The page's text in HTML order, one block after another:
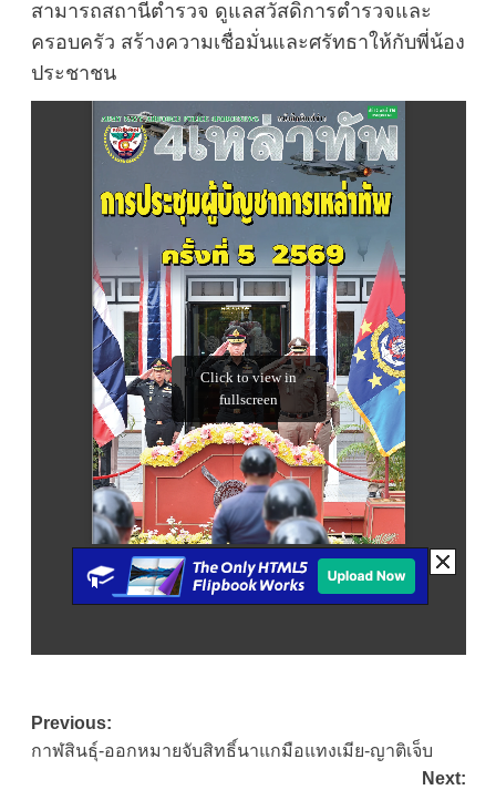
สามารถสถานีตำรวจ ดูแลสวัสดิการตำรวจและ
ครอบครัว สร้างความเชื่อมั่นและศรัทธาให้กับพี่น้อง
ประชาชน
Post
navigation
Previous:
กาฬสินธุ์-ออกหมายจับสิทธิ์นาแกมือแทงเมีย-ญาติเจ็บ
Next: